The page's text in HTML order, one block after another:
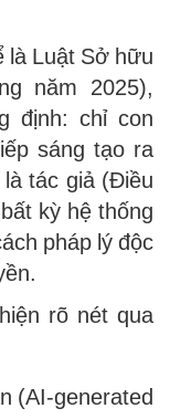
là Luật Sở hữu
năm 2025),
định: chỉ con
sáng tạo ra
tác giả (Điều
kỳ hệ thống
pháp lý độc
rõ nét qua
(AI-generated